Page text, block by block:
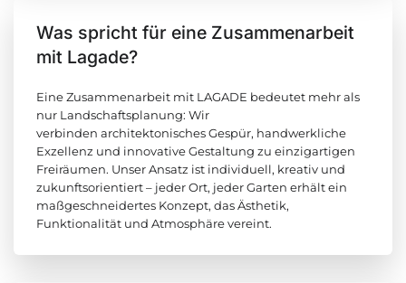
Was spricht für eine Zusammenarbeit
mit Lagade?
Eine Zusammenarbeit mit LAGADE bedeutet mehr als
nur Landschaftsplanung: Wir
verbinden architektonisches Gespür, handwerkliche
Exzellenz und innovative Gestaltung zu einzigartigen
Freiräumen. Unser Ansatz ist individuell, kreativ und
zukunftsorientiert – jeder Ort, jeder Garten erhält ein
maßgeschneidertes Konzept, das Ästhetik,
Funktionalität und Atmosphäre vereint.